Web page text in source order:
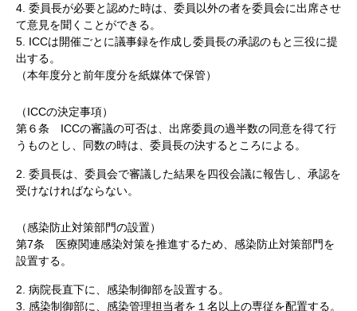
4. 委員長が必要と認めた時は、委員以外の者を委員会に出席させ
て意見を聞くことができる。
5. ICCは開催ごとに議事録を作成し委員長の承認のもと三役に提
出する。
（本年度分と前年度分を紙媒体で保管）
（ICCの決定事項）
第６条 ICCの審議の可否は、出席委員の過半数の同意を得て行
うものとし、同数の時は、委員長の決するところによる。
2. 委員長は、委員会で審議した結果を四役会議に報告し、承認を
受けなければならない。
（感染防止対策部門の設置）
第7条 医療関連感染対策を推進するため、感染防止対策部門を
設置する。
2. 病院長直下に、感染制御部を設置する。
3. 感染制御部に、感染管理担当者を１名以上の専従を配置する。